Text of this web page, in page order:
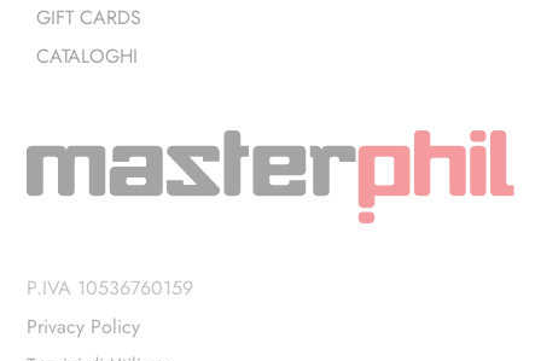
GIFT CARDS
CATALOGHI
P.IVA 10536760159
Privacy Policy